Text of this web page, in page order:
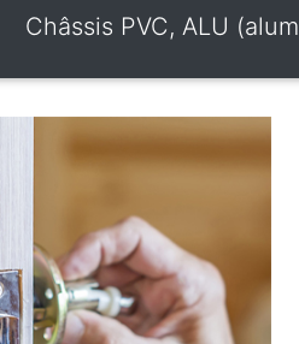
Châssis PVC, ALU